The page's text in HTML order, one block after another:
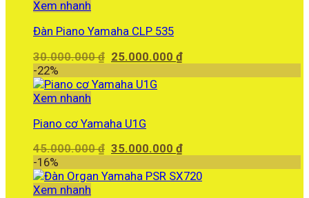
Xem nhanh
Đàn Piano Yamaha CLP 535
30.000.000₫ Giá
là:
25.000.000₫Giá
-22%
Xem nhanh
Piano cơ Yamaha U1G
45.000.000₫ Giá
là:
35.000.000₫Giá
tại
-16%
Xem nhanh